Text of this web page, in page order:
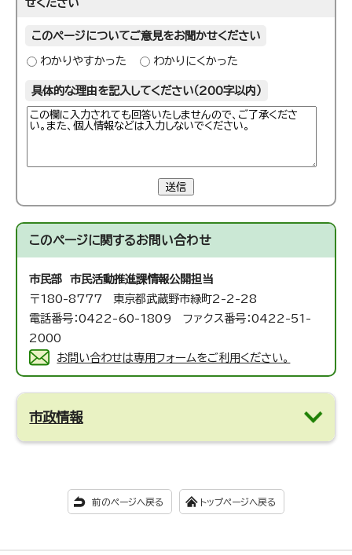
せください
このページについてご意見をお聞かせください
わかりやすかった わかりにくかった
具体的な理由を記入してください（200字以内）
送信
このページに関するお問い合わせ
市民部 市民活動推進課情報公開担当
〒180-8777 東京都武蔵野市緑町2-2-28
電話番号：0422-60-1809 ファクス番号：0422-51-
2000
お問い合わせは専用フォームをご利用ください。
市政情報
前のページへ戻る トップページへ戻る